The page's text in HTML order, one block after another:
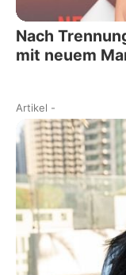
Nach
mit neuem
Artikel -